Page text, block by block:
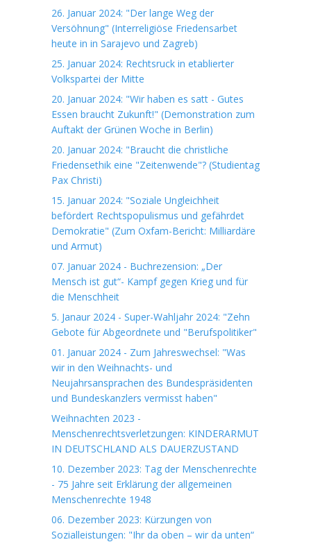
26. Januar 2024: "Der lange Weg der
Versöhnung" (Interreligiöse Friedensarbet
heute in in Sarajevo und Zagreb)
25. Januar 2024: Rechtsruck in etablierter
Volkspartei der Mitte
20. Januar 2024: "Wir haben es satt - Gutes
Essen braucht Zukunft!" (Demonstration zum
Auftakt der Grünen Woche in Berlin)
20. Januar 2024: "Braucht die christliche
Friedensethik eine "Zeitenwende"? (Studientag
Pax Christi)
15. Januar 2024: "Soziale Ungleichheit
befördert Rechtspopulismus und gefährdet
Demokratie" (Zum Oxfam-Bericht: Milliardäre
und Armut)
07. Januar 2024 - Buchrezension: „Der
Mensch ist gut“- Kampf gegen Krieg und für
die Menschheit
5. Janaur 2024 - Super-Wahljahr 2024: "Zehn
Gebote für Abgeordnete und "Berufspolitiker"
01. Januar 2024 - Zum Jahreswechsel: "Was
wir in den Weihnachts- und
Neujahrsansprachen des Bundespräsidenten
und Bundeskanzlers vermisst haben"
Weihnachten 2023 -
Menschenrechtsverletzungen: KINDERARMUT
IN DEUTSCHLAND ALS DAUERZUSTAND
10. Dezember 2023: Tag der Menschenrechte
- 75 Jahre seit Erklärung der allgemeinen
Menschenrechte 1948
06. Dezember 2023: Kürzungen von
Sozialleistungen: "Ihr da oben – wir da unten“